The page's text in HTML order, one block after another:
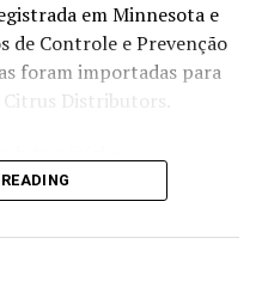
em Minnesota e
de Controle e Prevenção
foram importadas para
Distributors.
grandes redes de
pedidos de comentário.